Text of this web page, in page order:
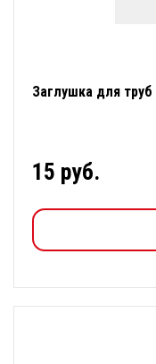
Заглушка для
15 руб.